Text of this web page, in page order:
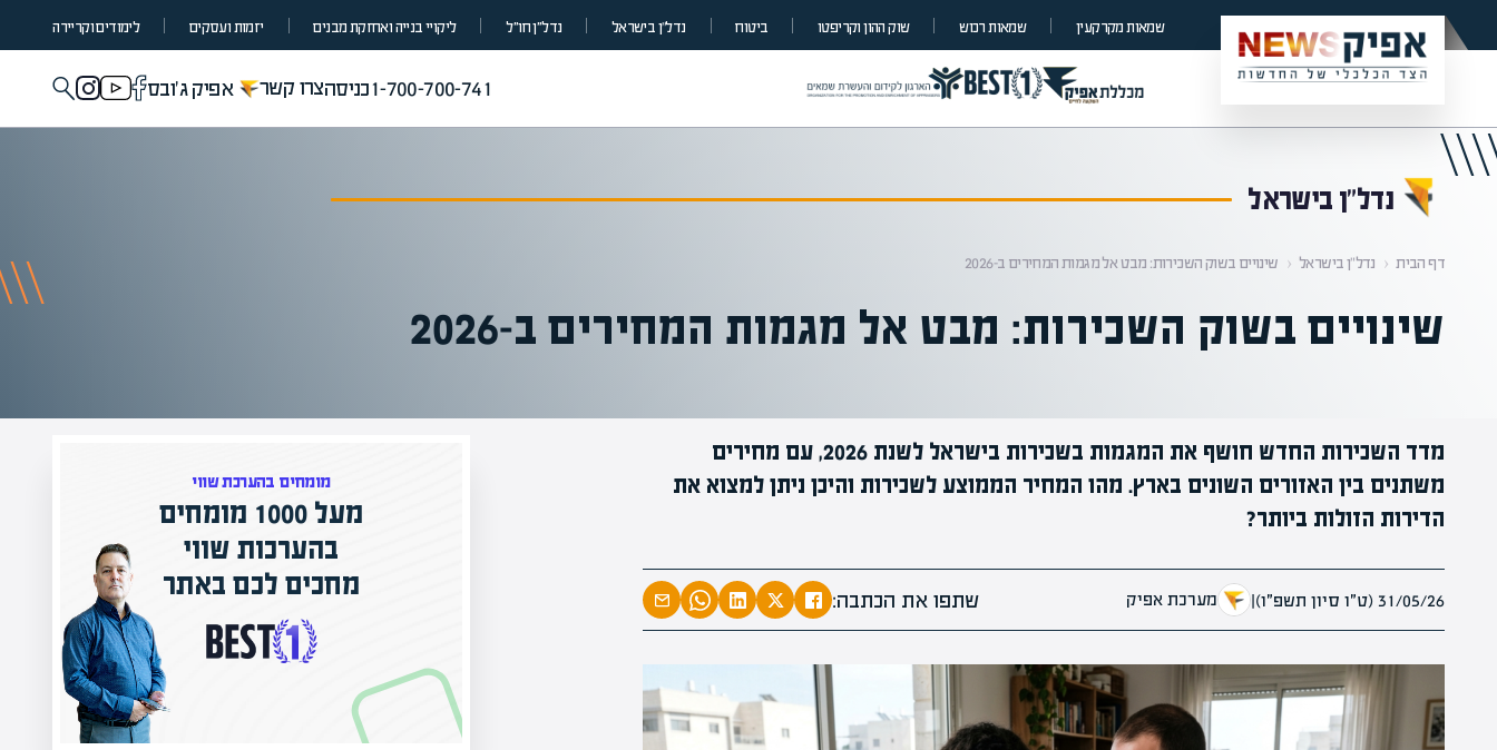
שמאות מקרקעין שמאות רכוש שוק ההון וקריפטו ביטוח נדל”ן בישראל נדל״ן חו״ל ליקויי בנייה ואחזקת מבנים יזמות ועסקים לימודים וקריירה
1-700-700-741כניסהצרו קשר אפיק ג'ובס
נדל”ן בישראל
דף הבית ‹ נדל”ן בישראל ‹ שינויים בשוק השכירות: מבט אל מגמות המחירים ב-2026
שינויים בשוק השכירות: מבט אל מגמות המחירים ב-2026
מדד השכירות החדש חושף את המגמות בשכירות בישראל לשנת 2026, עם מחירים
משתנים בין האזורים השונים בארץ. מהו המחיר הממוצע לשכירות והיכן ניתן למצוא את
הדירות הזולות ביותר?
31/05/26 (ט״ו סיון תשפ״ו) | מערכת אפיק שתפו את הכתבה:
מומחים בהערכת שווי
בהערכות שווי
מחכים לכם באתר